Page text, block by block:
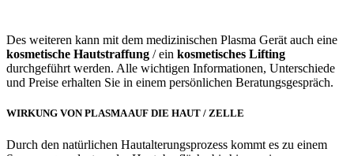
Des weiteren kann mit dem medizinischen Plasma Gerät auch eine
kosmetische Hautstraffung / ein kosmetisches Lifting
durchgeführt werden. Alle wichtigen Informationen, Unterschiede
und Preise erhalten Sie in einem persönlichen Beratungsgespräch.
WIRKUNG VON PLASMA AUF DIE HAUT / ZELLE
Durch den natürlichen Hautalterungsprozess kommt es zu einem